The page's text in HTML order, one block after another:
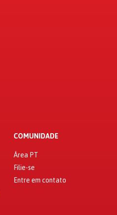
COMUNIDADE
Área PT
Filie-se
Entre em contato